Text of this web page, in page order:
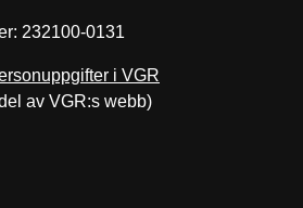
232100-0131
i VGR
av VGR:s webb)